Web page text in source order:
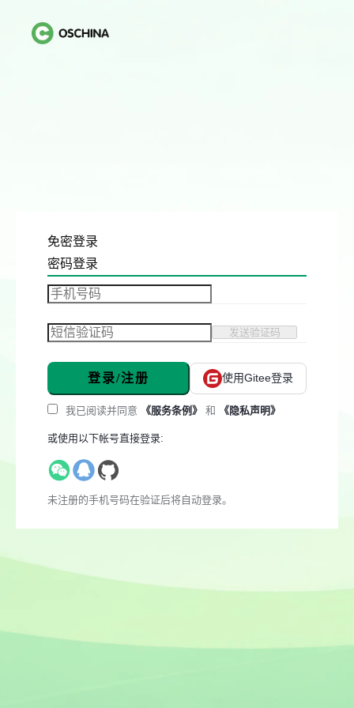
免密登录
密码登录
发送验证码
登录/注册 使用Gitee登录
我已阅读并同意 《服务条例》 和 《隐私声明》
或使用以下帐号直接登录:
未注册的手机号码在验证后将自动登录。